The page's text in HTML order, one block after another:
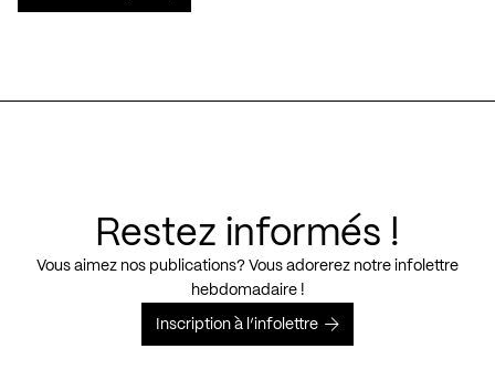
Restez informés !
Vous aimez nos publications? Vous adorerez notre infolettre
hebdomadaire !
Inscription à l’infolettre